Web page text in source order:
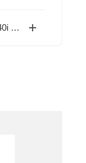
高温玻璃制程测温：PI640i G7 90°x64° 选购与应用指南